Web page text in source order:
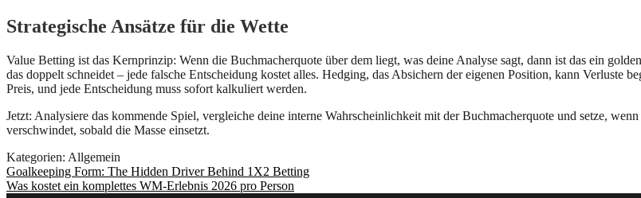
Strategische Ansätze für die Wette
Value Betting ist das Kernprinzip: Wenn die Buchmacherquote über dem liegt, was deine Analyse sagt, dann ist das ein
das doppelt schneidet – jede falsche Entscheidung kostet alles. Hedging, das Absichern der eigenen Position, kann Verluste
Preis, und jede Entscheidung muss sofort kalkuliert werden.
Jetzt: Analysiere das kommende Spiel, vergleiche deine interne Wahrscheinlichkeit mit der Buchmacherquote und setze,
verschwindet, sobald die Masse einsetzt.
Kategorien: Allgemein
Beitragsnavigation
Vorheriger
Beitrag:
Goalkeeping Form: The Hidden Driver Behind 1X2 Betting
Nächster
Was kostet ein komplettes WM-Erlebnis 2026 pro Person